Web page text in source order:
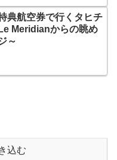
典航空券で行くタヒチ
Meridianからの眺め
～
込む